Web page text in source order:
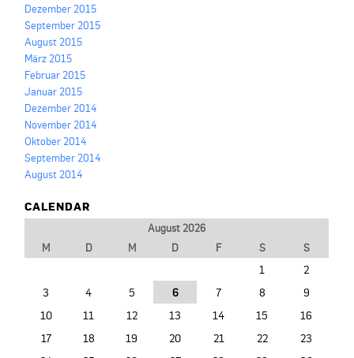
Dezember 2015
September 2015
August 2015
März 2015
Februar 2015
Januar 2015
Dezember 2014
November 2014
Oktober 2014
September 2014
August 2014
CALENDAR
August 2026
M
D M D F S S
1
2
3
4 5 6 7 8
9
10
11 12 13 14 15
16
17
18 19 20 21 22
23